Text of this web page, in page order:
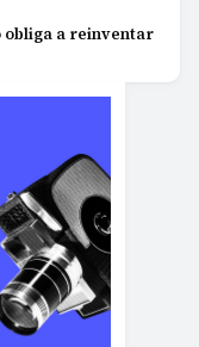
obliga a reinventar